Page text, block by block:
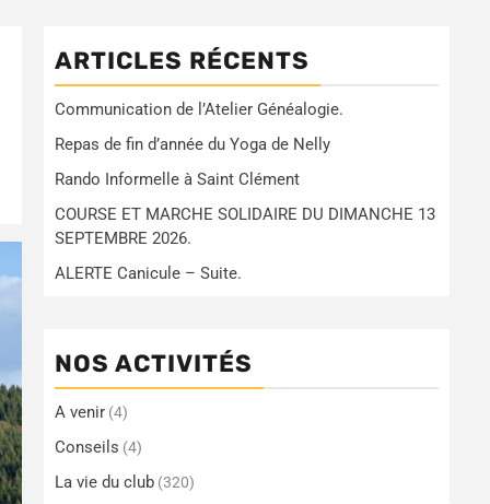
ARTICLES RÉCENTS
Communication de l’Atelier Généalogie.
Repas de fin d’année du Yoga de Nelly
Rando Informelle à Saint Clément
COURSE ET MARCHE SOLIDAIRE DU DIMANCHE 13
SEPTEMBRE 2026.
ALERTE Canicule – Suite.
NOS ACTIVITÉS
A venir (4)
Conseils (4)
La vie du club (320)